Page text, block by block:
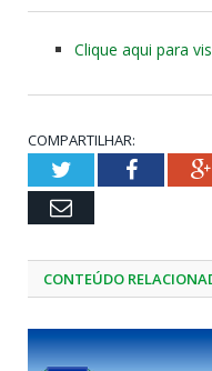
Clique aqui para
COMPARTILHAR:
TwitterFacebook
Email
CONTEÚDO